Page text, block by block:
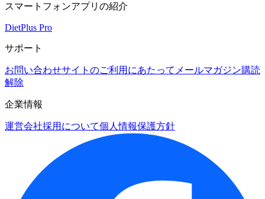
スマートフォンアプリの紹介
DietPlus Pro
サポート
お問い合わせサイトのご利用にあたって メールマガジン購読
解除
企業情報
運営会社採用について個人情報保護方針